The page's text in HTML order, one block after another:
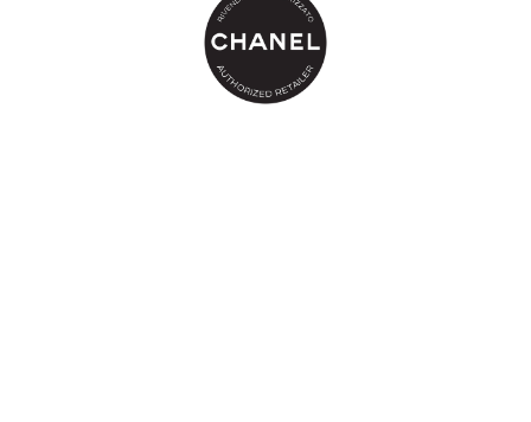
Composta all’85%* da una base idratante, la formula è arricchita
con ceramidi di camelia, ottenute dalla Ricerca CHANEL, e dal
complesso idropeptidico, per labbra idratate fino a 24 ore**. Le
labbra sono levigate e rimpolpate, visibilmente più luminose